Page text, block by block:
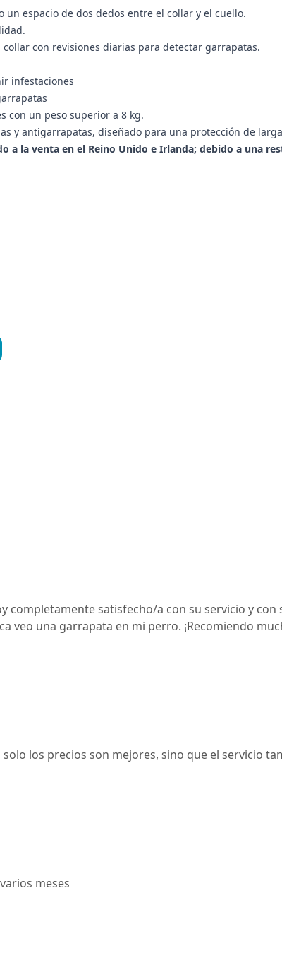
espacio de dos dedos entre el collar y el cuello.
con revisiones diarias para detectar garrapatas.
infestaciones
con un peso superior a 8 kg.
y antigarrapatas, diseñado para una protección de
a la venta en el Reino Unido e Irlanda; debido a una
completamente satisfecho/a con su servicio y
veo una garrapata en mi perro. ¡Recomiendo
los precios son mejores, sino que el servicio
meses